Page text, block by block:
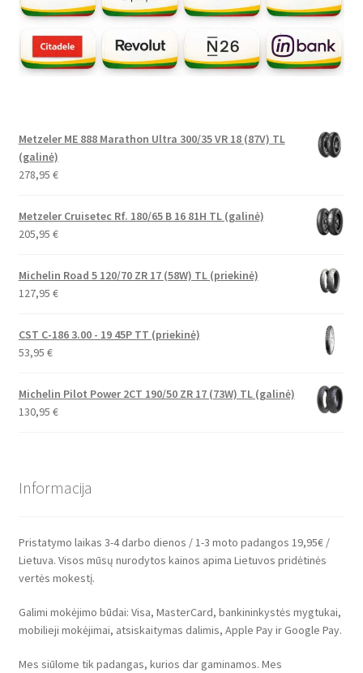
Metzeler ME 888 Marathon Ultra 300/35 VR 18 (87V) TL
(galinė)
278,95 €
Metzeler Cruisetec Rf. 180/65 B 16 81H TL (galinė)
205,95 €
Michelin Road 5 120/70 ZR 17 (58W) TL (priekinė)
127,95 €
CST C-186 3.00 - 19 45P TT (priekinė)
53,95 €
Michelin Pilot Power 2CT 190/50 ZR 17 (73W) TL (galinė)
130,95 €
Informacija
Pristatymo laikas 3-4 darbo dienos / 1-3 moto padangos 19,95€ /
Lietuva. Visos mūsų nurodytos kainos apima Lietuvos pridėtinės
vertės mokestį.
Galimi mokėjimo būdai: Visa, MasterCard, bankininkystės mygtukai,
mobilieji mokėjimai, atsiskaitymas dalimis, Apple Pay ir Google Pay.
Mes siūlome tik padangas, kurios dar gaminamos. Mes